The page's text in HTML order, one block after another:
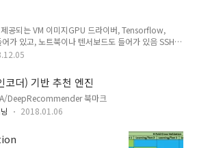
본 데이터로 분석이나, 머신러닝
지하는 비중은 전체의 5% 에 불
시스템에 배포할때 까지는 모델
요되는 시간 그리고 개발된 모델
하는 시간이 훨씬 더 길다. 머신
훨씬 더 복잡한 과정을 거친다.
공되는 VM 이미지GPU 드라이버, Tensorflow,
가 있고, 노트북이나 텐서보드도 들어가 있음 SSH
게 접속 가능함
-- -L 8888:localhost:8888 -L
더) 기반 추천 엔진
북마크
2018.01.06